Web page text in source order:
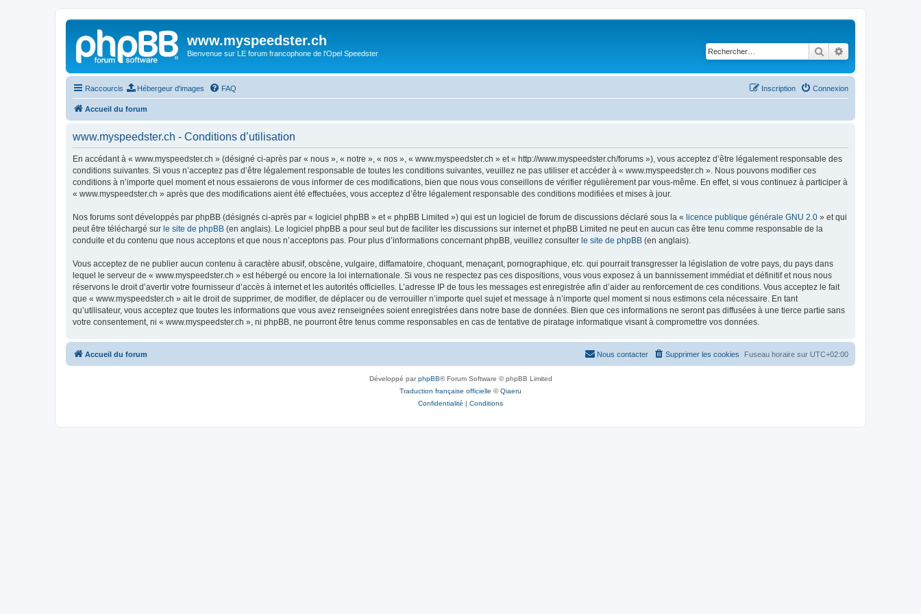
www.myspeedster.ch
Bienvenue sur LE forum francophone de l'Opel Speedster Rechercher
Raccourcis Hébergeur d'images FAQ Connexion
Inscription
Accueil du forum
www.myspeedster.ch - Conditions d’utilisation
En accédant à « www.myspeedster.ch » (désigné ci-après par « nous », « notre », « nos », « www.myspeedster.ch » et « http://www.myspeedster.ch/forums »), vous acceptez d’être légalement responsable des
conditions suivantes. Si vous n’acceptez pas d’être légalement responsable de toutes les conditions suivantes, veuillez ne pas utiliser et accéder à « www.myspeedster.ch ». Nous pouvons modifier ces
conditions à n’importe quel moment et nous essaierons de vous informer de ces modifications, bien que nous vous conseillons de vérifier régulièrement par vous-même. En effet, si vous continuez à participer à
« www.myspeedster.ch » après que des modifications aient été effectuées, vous acceptez d’être légalement responsable des conditions modifiées et mises à jour.
Nos forums sont développés par phpBB (désignés ci-après par « logiciel phpBB » et « phpBB Limited ») qui est un logiciel de forum de discussions déclaré sous la « licence publique générale GNU 2.0 » et qui
peut être téléchargé sur le site de phpBB (en anglais). Le logiciel phpBB a pour seul but de faciliter les discussions sur internet et phpBB Limited ne peut en aucun cas être tenu comme responsable de la
conduite et du contenu que nous acceptons et que nous n’acceptons pas. Pour plus d’informations concernant phpBB, veuillez consulter le site de phpBB (en anglais).
Vous acceptez de ne publier aucun contenu à caractère abusif, obscène, vulgaire, diffamatoire, choquant, menaçant, pornographique, etc. qui pourrait transgresser la législation de votre pays, du pays dans
lequel le serveur de « www.myspeedster.ch » est hébergé ou encore la loi internationale. Si vous ne respectez pas ces dispositions, vous vous exposez à un bannissement immédiat et définitif et nous nous
réservons le droit d’avertir votre fournisseur d’accès à internet et les autorités officielles. L’adresse IP de tous les messages est enregistrée afin d’aider au renforcement de ces conditions. Vous acceptez le fait
que « www.myspeedster.ch » ait le droit de supprimer, de modifier, de déplacer ou de verrouiller n’importe quel sujet et message à n’importe quel moment si nous estimons cela nécessaire. En tant
qu’utilisateur, vous acceptez que toutes les informations que vous avez renseignées soient enregistrées dans notre base de données. Bien que ces informations ne seront pas diffusées à une tierce partie sans
votre consentement, ni « www.myspeedster.ch », ni phpBB, ne pourront être tenus comme responsables en cas de tentative de piratage informatique visant à compromettre vos données.
Accueil du forum Fuseau horaire sur UTC+02:00
Supprimer les cookies
Nous contacter
Développé parphpBB® Forum Software © phpBB Limited
Traduction française officielle ©Qiaeru
Confidentialité | Conditions